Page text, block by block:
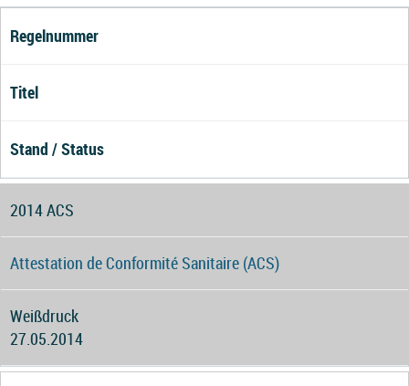
Regelnummer
Titel
Stand / Status
2014 ACS
Attestation de Conformité Sanitaire (ACS)
Weißdruck
27.05.2014